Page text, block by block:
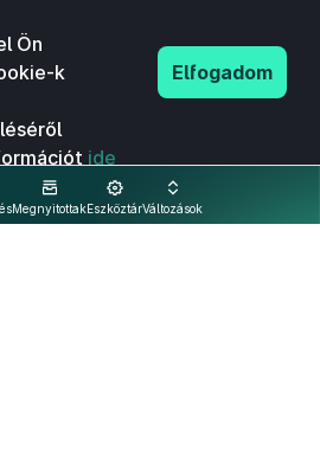
MegnyitottakEszköztárVáltozások
Ön
k
ide
Elfogadom